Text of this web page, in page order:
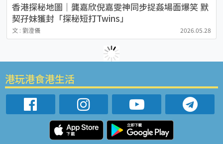
香港探秘地圖｜龔嘉欣倪嘉雯神同步捉姦場面爆笑 默
契孖妹獲封「探秘短打Twins」
文 : 劉澄儀 2026.05.28
港玩港食港生活